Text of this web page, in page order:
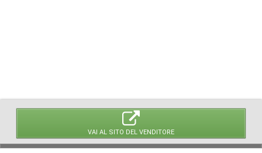
VAI AL SITO DEL VENDITORE